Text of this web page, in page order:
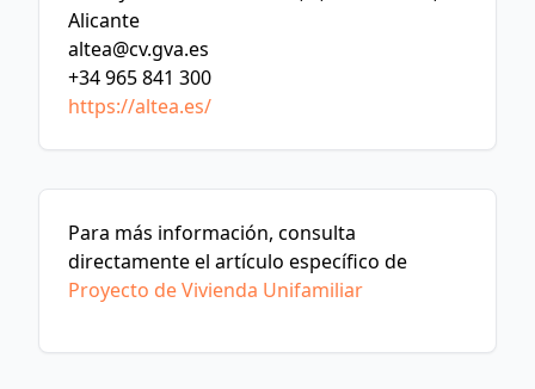
Alicante
altea@cv.gva.es
+34 965 841 300
https://altea.es/
Para más información, consulta
directamente el artículo específico de
Proyecto de Vivienda Unifamiliar